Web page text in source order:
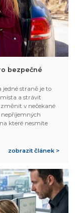
bezpečné
jedné straně je to
a strávit
změnit v nečekané
nepříjemných
které nesmíte
zobrazit článek >